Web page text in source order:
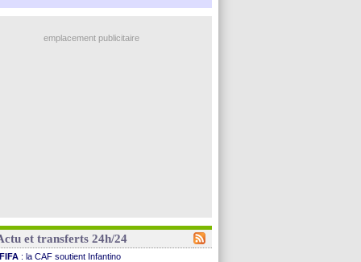
emplacement publicitaire
et transferts 24h/24
FIFA : la CAF soutient Infantino